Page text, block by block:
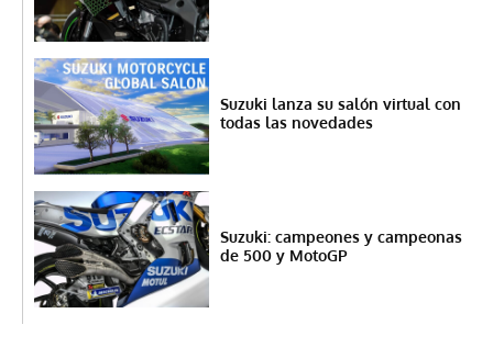
Suzuki lanza su salón virtual con
todas las novedades
Suzuki: campeones y campeonas
de 500 y MotoGP